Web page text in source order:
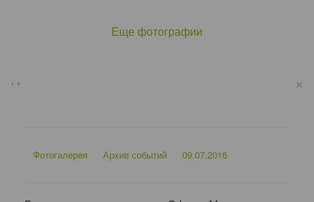
Еще фотографии
‹ › ×
Фотогалерея Архив событий 09.07.2016